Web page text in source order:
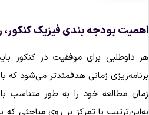
بودجه‌ بندی فیزیک کنکور،
داوطلبی برای موفقیت در کنکور
زمانی هدفمندتر می‌شود که
مطالعه خود را به طور متناسب